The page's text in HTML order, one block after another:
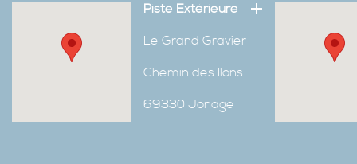
Piste Extérieure
Le Grand Gravier
Chemin des Ilons
69330 Jonage